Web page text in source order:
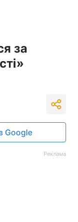
за
Google
Реклама